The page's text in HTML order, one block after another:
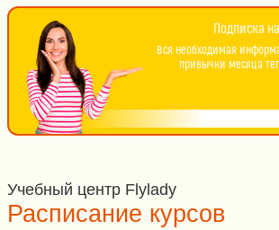
Подписка
Вся необходимая
привычки месяца
Учебный центр Flylady
Расписание курсов